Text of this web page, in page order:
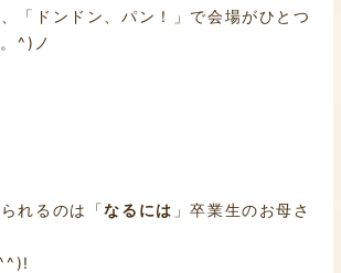
「ドンドン、パン！」で会場がひとつ
^)ノ
れるのは「なるには 」卒業生のお母さ